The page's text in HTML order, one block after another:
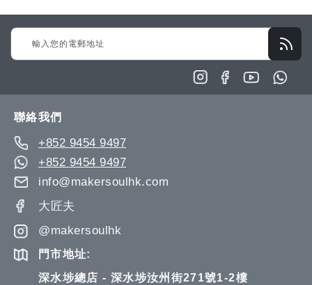
Sign
Up
聯絡我們
+852 9454 9497
+852 9454 9497
info@makersoulhk.com
大匠夫
@makersoulhk
門市地址:
深水埗總店 - 深水埗汝州街271號1-2樓